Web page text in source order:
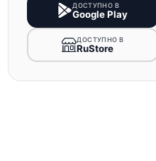
ДОСТУПНО В
Google Play
ДОСТУПНО В
RuStore